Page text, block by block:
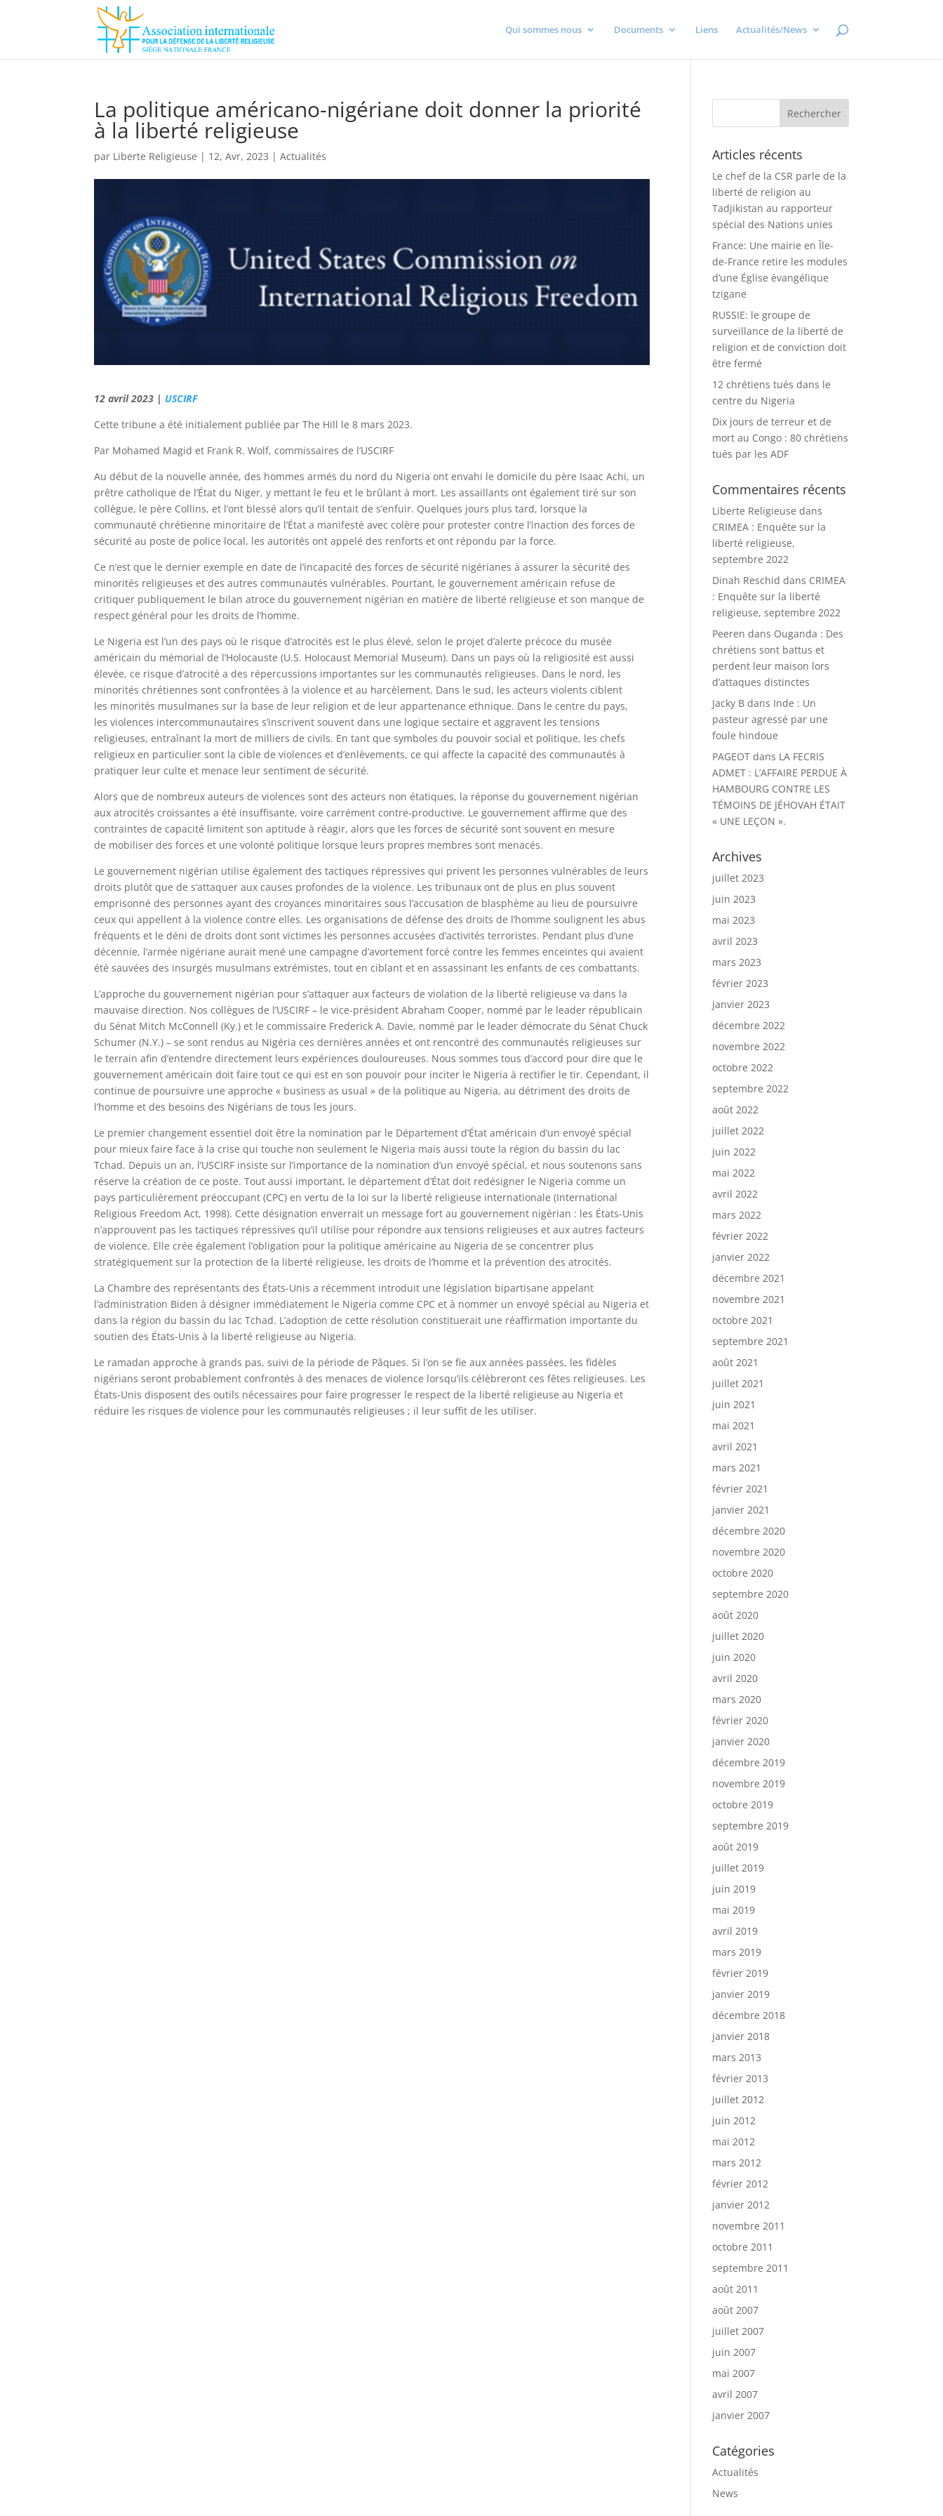
Qui sommes nous Documents Liens Actualités/News
La politique américano-nigériane doit donner la priorité
à la liberté religieuse
par Liberte Religieuse | 12, Avr, 2023 |Actualités
12 avril 2023 | USCIRF
Cette tribune a été initialement publiée par The Hill le 8 mars 2023.
Par Mohamed Magid et Frank R. Wolf, commissaires de l’USCIRF
Au début de la nouvelle année, des hommes armés du nord du Nigeria ont envahi le domicile du père Isaac Achi, un
prêtre catholique de l’État du Niger, y mettant le feu et le brûlant à mort. Les assaillants ont également tiré sur son
collègue, le père Collins, et l’ont blessé alors qu’il tentait de s’enfuir. Quelques jours plus tard, lorsque la
communauté chrétienne minoritaire de l’État a manifesté avec colère pour protester contre l’inaction des forces de
sécurité au poste de police local, les autorités ont appelé des renforts et ont répondu par la force.
Ce n’est que le dernier exemple en date de l’incapacité des forces de sécurité nigérianes à assurer la sécurité des
minorités religieuses et des autres communautés vulnérables. Pourtant, le gouvernement américain refuse de
critiquer publiquement le bilan atroce du gouvernement nigérian en matière de liberté religieuse et son manque de
respect général pour les droits de l’homme.
Le Nigeria est l’un des pays où le risque d’atrocités est le plus élevé, selon le projet d’alerte précoce du musée
américain du mémorial de l’Holocauste (U.S. Holocaust Memorial Museum). Dans un pays où la religiosité est aussi
élevée, ce risque d’atrocité a des répercussions importantes sur les communautés religieuses. Dans le nord, les
minorités chrétiennes sont confrontées à la violence et au harcèlement. Dans le sud, les acteurs violents ciblent
les minorités musulmanes sur la base de leur religion et de leur appartenance ethnique. Dans le centre du pays,
les violences intercommunautaires s’inscrivent souvent dans une logique sectaire et aggravent les tensions
religieuses, entraînant la mort de milliers de civils. En tant que symboles du pouvoir social et politique, les chefs
religieux en particulier sont la cible de violences et d’enlèvements, ce qui affecte la capacité des communautés à
pratiquer leur culte et menace leur sentiment de sécurité.
Alors que de nombreux auteurs de violences sont des acteurs non étatiques, la réponse du gouvernement nigérian
aux atrocités croissantes a été insuffisante, voire carrément contre-productive. Le gouvernement affirme que des
contraintes de capacité limitent son aptitude à réagir, alors que les forces de sécurité sont souvent en mesure
de mobiliser des forces et une volonté politique lorsque leurs propres membres sont menacés.
Le gouvernement nigérian utilise également des tactiques répressives qui privent les personnes vulnérables de leurs
droits plutôt que de s’attaquer aux causes profondes de la violence. Les tribunaux ont de plus en plus souvent
emprisonné des personnes ayant des croyances minoritaires sous l’accusation de blasphème au lieu de poursuivre
ceux qui appellent à la violence contre elles. Les organisations de défense des droits de l’homme soulignent les abus
fréquents et le déni de droits dont sont victimes les personnes accusées d’activités terroristes. Pendant plus d’une
décennie, l’armée nigériane aurait mené une campagne d’avortement forcé contre les femmes enceintes qui avaient
été sauvées des insurgés musulmans extrémistes, tout en ciblant et en assassinant les enfants de ces combattants.
L’approche du gouvernement nigérian pour s’attaquer aux facteurs de violation de la liberté religieuse va dans la
mauvaise direction. Nos collègues de l’USCIRF – le vice-président Abraham Cooper, nommé par le leader républicain
du Sénat Mitch McConnell (Ky.) et le commissaire Frederick A. Davie, nommé par le leader démocrate du Sénat Chuck
Schumer (N.Y.) – se sont rendus au Nigéria ces dernières années et ont rencontré des communautés religieuses sur
le terrain afin d’entendre directement leurs expériences douloureuses. Nous sommes tous d’accord pour dire que le
gouvernement américain doit faire tout ce qui est en son pouvoir pour inciter le Nigeria à rectifier le tir. Cependant, il
continue de poursuivre une approche « business as usual » de la politique au Nigeria, au détriment des droits de
l’homme et des besoins des Nigérians de tous les jours.
Le premier changement essentiel doit être la nomination par le Département d’État américain d’un envoyé spécial
pour mieux faire face à la crise qui touche non seulement le Nigeria mais aussi toute la région du bassin du lac
Tchad. Depuis un an, l’USCIRF insiste sur l’importance de la nomination d’un envoyé spécial, et nous soutenons sans
réserve la création de ce poste. Tout aussi important, le département d’État doit redésigner le Nigeria comme un
pays particulièrement préoccupant (CPC) en vertu de la loi sur la liberté religieuse internationale (International
Religious Freedom Act, 1998). Cette désignation enverrait un message fort au gouvernement nigérian : les États-Unis
n’approuvent pas les tactiques répressives qu’il utilise pour répondre aux tensions religieuses et aux autres facteurs
de violence. Elle crée également l’obligation pour la politique américaine au Nigeria de se concentrer plus
stratégiquement sur la protection de la liberté religieuse, les droits de l’homme et la prévention des atrocités.
La Chambre des représentants des États-Unis a récemment introduit une législation bipartisane appelant
l’administration Biden à désigner immédiatement le Nigeria comme CPC et à nommer un envoyé spécial au Nigeria et
dans la région du bassin du lac Tchad. L’adoption de cette résolution constituerait une réaffirmation importante du
soutien des États-Unis à la liberté religieuse au Nigeria.
Le ramadan approche à grands pas, suivi de la période de Pâques. Si l’on se fie aux années passées, les fidèles
nigérians seront probablement confrontés à des menaces de violence lorsqu’ils célèbreront ces fêtes religieuses. Les
États-Unis disposent des outils nécessaires pour faire progresser le respect de la liberté religieuse au Nigeria et
réduire les risques de violence pour les communautés religieuses ; il leur suffit de les utiliser.
Articles récents
Le chef de la CSR parle de la
liberté de religion au
Tadjikistan au rapporteur
spécial des Nations unies
France: Une mairie en Île-
de-France retire les modules
d’une Église évangélique
tzigane
RUSSIE: le groupe de
surveillance de la liberté de
religion et de conviction doit
être fermé
12 chrétiens tués dans le
centre du Nigeria
Dix jours de terreur et de
mort au Congo : 80 chrétiens
tués par les ADF
Commentaires récents
Liberte Religieuse dans
CRIMEA : Enquête sur la
liberté religieuse,
septembre 2022
Dinah Reschid dans CRIMEA
: Enquête sur la liberté
religieuse, septembre 2022
Peeren dans Ouganda : Des
chrétiens sont battus et
perdent leur maison lors
d’attaques distinctes
Jacky B dans Inde : Un
pasteur agressé par une
foule hindoue
PAGEOT dans LA FECRIS
ADMET : L’AFFAIRE PERDUE À
HAMBOURG CONTRE LES
TÉMOINS DE JÉHOVAH ÉTAIT
« UNE LEÇON ».
Archives
juillet 2023
juin 2023
mai 2023
avril 2023
mars 2023
février 2023
janvier 2023
décembre 2022
novembre 2022
octobre 2022
septembre 2022
août 2022
juillet 2022
juin 2022
mai 2022
avril 2022
mars 2022
février 2022
janvier 2022
décembre 2021
novembre 2021
octobre 2021
septembre 2021
août 2021
juillet 2021
juin 2021
mai 2021
avril 2021
mars 2021
février 2021
janvier 2021
décembre 2020
novembre 2020
octobre 2020
septembre 2020
août 2020
juillet 2020
juin 2020
avril 2020
mars 2020
février 2020
janvier 2020
décembre 2019
novembre 2019
octobre 2019
septembre 2019
août 2019
juillet 2019
juin 2019
mai 2019
avril 2019
mars 2019
février 2019
janvier 2019
décembre 2018
janvier 2018
mars 2013
février 2013
juillet 2012
juin 2012
mai 2012
mars 2012
février 2012
janvier 2012
novembre 2011
octobre 2011
septembre 2011
août 2011
août 2007
juillet 2007
juin 2007
mai 2007
avril 2007
janvier 2007
Catégories
Actualités
News